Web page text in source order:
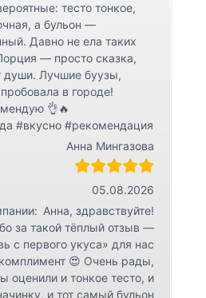
н
т
а
к
т
ы
тесто тонкое,
а бульон —
Давно не ела таких
— просто сказка,
души. Лучшие буузы,
в городе!
👌🔥
#вкусно #рекомендация
Анна Мингазова
05.08.2026
Анна, здравствуйте!
за такой тёплый отзыв —
с первого укуса» для нас
😍 Очень рады,
оценили и тонкое тесто, и
и тот самый бульон